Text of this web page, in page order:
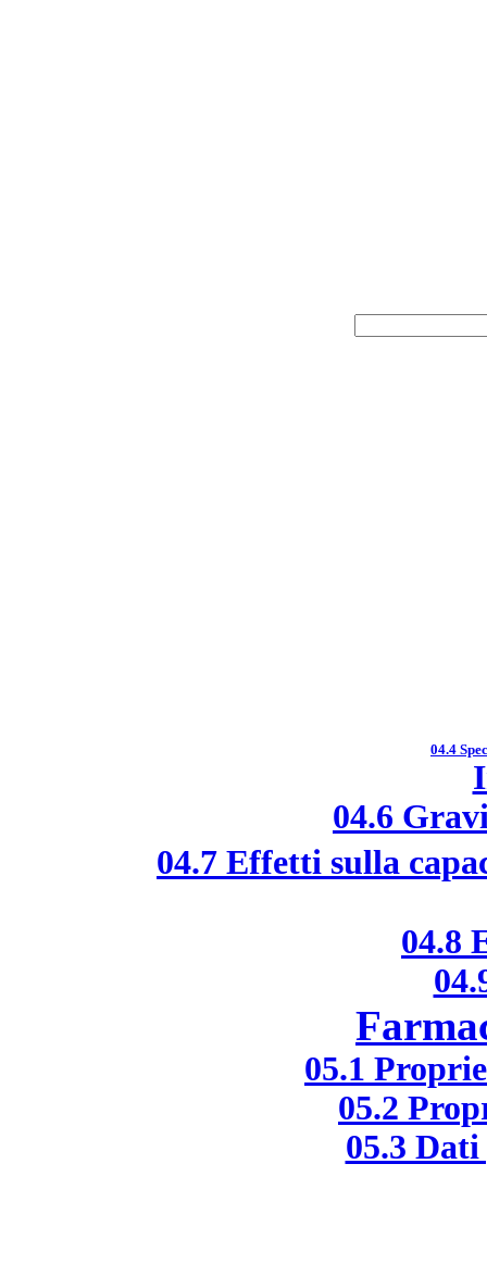
04.4
04.6
04.7 Effetti sulla
04.8
05.1
05.2
05.3